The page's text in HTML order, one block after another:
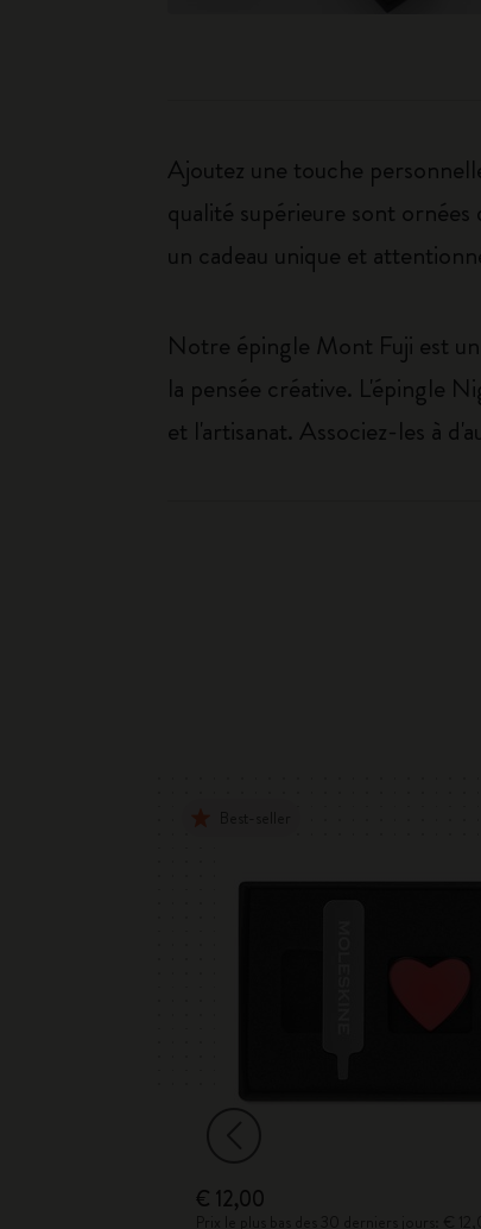
Ajoutez une touche
qualité supérieure sont
un cadeau unique et
Notre épingle Mont Fuji est
la pensée créative. L'épingle
et l'artisanat. Associez-les à
€ 12,00